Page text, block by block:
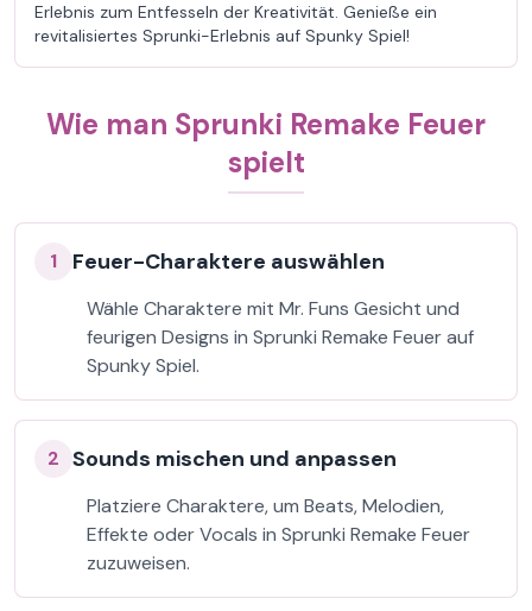
Erlebnis zum Entfesseln der Kreativität. Genieße ein
revitalisiertes Sprunki-Erlebnis auf Spunky Spiel!
Wie man Sprunki Remake Feuer
spielt
1 Feuer-Charaktere auswählen
Wähle Charaktere mit Mr. Funs Gesicht und
feurigen Designs in Sprunki Remake Feuer auf
Spunky Spiel.
2 Sounds mischen und anpassen
Platziere Charaktere, um Beats, Melodien,
Effekte oder Vocals in Sprunki Remake Feuer
zuzuweisen.